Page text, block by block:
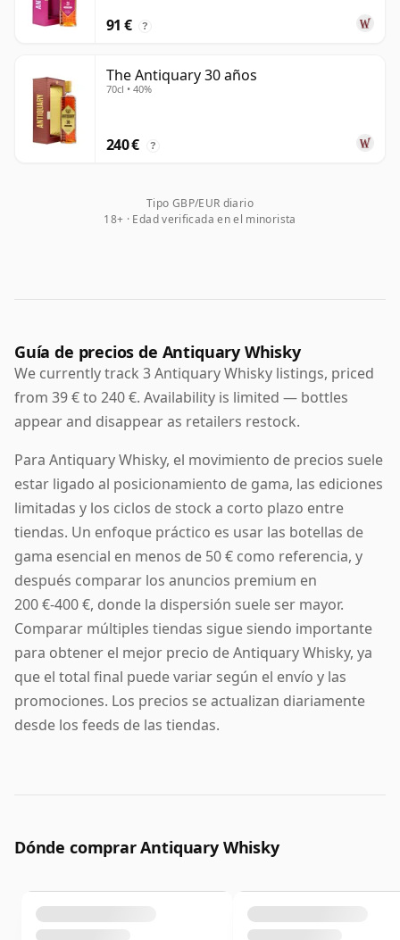
91 € ?
The Antiquary 30 años
70cl • 40%
240 € ?
Tipo GBP/EUR diario
18+ · Edad verificada en el minorista
Guía de precios de Antiquary Whisky
We currently track 3 Antiquary Whisky listings, priced
from 39 € to 240 €. Availability is limited — bottles
appear and disappear as retailers restock.
Para Antiquary Whisky, el movimiento de precios suele
estar ligado al posicionamiento de gama, las ediciones
limitadas y los ciclos de stock a corto plazo entre
tiendas. Un enfoque práctico es usar las botellas de
gama esencial en menos de 50 € como referencia, y
después comparar los anuncios premium en
200 €-400 €, donde la dispersión suele ser mayor.
Comparar múltiples tiendas sigue siendo importante
para obtener el mejor precio de Antiquary Whisky, ya
que el total final puede variar según el envío y las
promociones. Los precios se actualizan diariamente
desde los feeds de las tiendas.
Dónde comprar Antiquary Whisky